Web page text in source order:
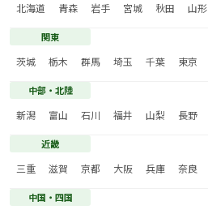
北海道 青森 岩手 宮城 秋田 山形
関東
茨城 栃木 群馬 埼玉 千葉 東京
中部・北陸
新潟 富山 石川 福井 山梨 長野
近畿
三重 滋賀 京都 大阪 兵庫 奈良
中国・四国